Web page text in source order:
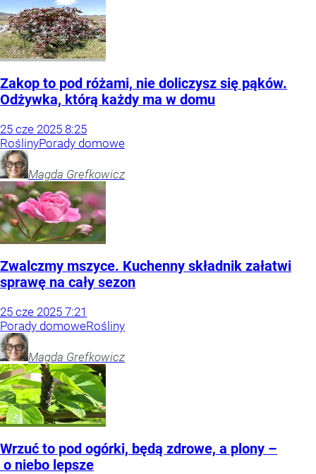
Zakop to pod różami, nie doliczysz się pąków.
Odżywka, którą każdy ma w domu
25 cze 2025 8:25
RoślinyPorady domowe
Magda Grefkowicz
Zwalczmy mszyce. Kuchenny składnik załatwi
sprawę na cały sezon
25 cze 2025 7:21
Porady domoweRośliny
Magda Grefkowicz
Wrzuć to pod ogórki, będą zdrowe, a plony –
o niebo lepsze